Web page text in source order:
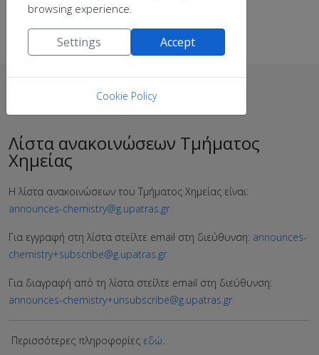
Λίστα ανακοινώσεων Τμήματος
Χημείας
Η λίστα ανακοινώσεων του Τμήματος Χημείας είναι:
announces-chemistry@g.upatras.gr
Για εγγραφή στη λίστα στείλτε email στη διεύθυνση: announces-
chemistry+subscribe@g.upatras.gr
Για διαγραφή από τη λίστα στείλτε email στη διεύθυνση:
announces-chemistry+unsubscribe@g.upatras.gr
Περισσότερες πληροφορίες εδώ
browsing experience.
Settings Accept
Cookie Policy